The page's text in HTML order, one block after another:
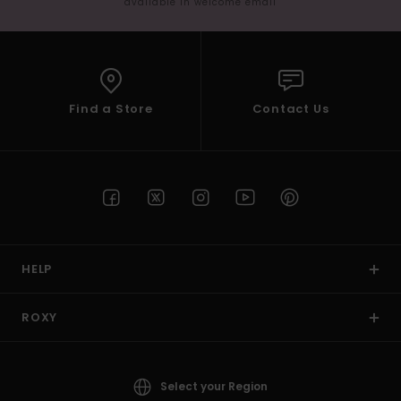
Find a Store Contact Us
HELP
ROXY
Select your Region